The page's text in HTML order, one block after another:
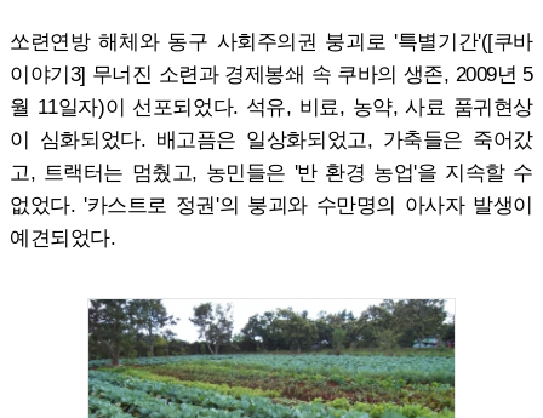
쏘련연방 해체와 동구 사회주의권 붕괴로 '특별기간'([쿠바
이야기3] 무너진 소련과 경제봉쇄 속 쿠바의 생존, 2009년 5
월 11일자)이 선포되었다. 석유, 비료, 농약, 사료 품귀현상
이 심화되었다. 배고픔은 일상화되었고, 가축들은 죽어갔
고, 트랙터는 멈췄고, 농민들은 '반 환경 농업'을 지속할 수
없었다. '카스트로 정권'의 붕괴와 수만명의 아사자 발생이
예견되었다.